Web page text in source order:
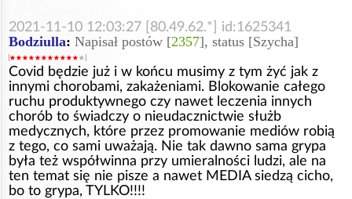
2021-11-10 12:03:27 [80.49.62.*] id:1625341
Bodziulla: Napisał postów [2357], status [Szycha]
Covid będzie już i w końcu musimy z tym żyć jak z
innymi chorobami, zakażeniami. Blokowanie całego
ruchu produktywnego czy nawet leczenia innych
chorób to świadczy o nieudacznictwie służb
medycznych, które przez promowanie mediów robią
z tego, co sami uważają. Nie tak dawno sama grypa
była też współwinna przy umieralności ludzi, ale na
ten temat się nie pisze a nawet MEDIA siedzą cicho,
bo to grypa, TYLKO!!!!